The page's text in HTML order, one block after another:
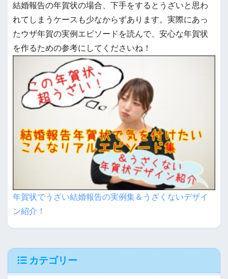
結婚報告の年賀状の場合、下手をするとうざいと思わ
れてしまうケースも少なからずあります。実際にあっ
たウザ年賀の実例エピソードを読んで、安心な年賀状
を作るための参考にしてくださいね！
年賀状でうざい結婚報告の実例集＆うざくないデザイ
ン紹介！
カテゴリー